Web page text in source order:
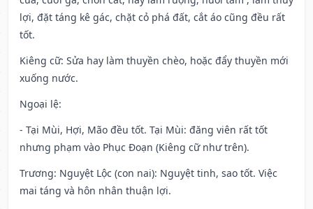
lợi, đặt táng kê gác, chặt cỏ phá đất, cắt áo cũng đều rất
tốt.
Kiêng cữ: Sửa hay làm thuyền chèo, hoặc đẩy thuyền mới
xuống nước.
Ngoại lệ:
- Tại Mùi, Hợi, Mão đều tốt. Tại Mùi: đăng viên rất tốt
nhưng phạm vào Phục Đoạn (Kiêng cữ như trên).
Trương: Nguyệt Lộc (con nai): Nguyệt tinh, sao tốt. Việc
mai táng và hôn nhân thuận lợi.